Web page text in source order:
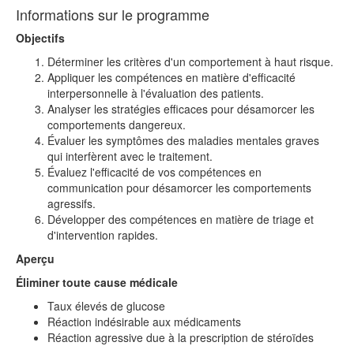
Informations sur le programme
Objectifs
Déterminer les critères d'un comportement à haut risque.
Appliquer les compétences en matière d'efficacité
interpersonnelle à l'évaluation des patients.
Analyser les stratégies efficaces pour désamorcer les
comportements dangereux.
Évaluer les symptômes des maladies mentales graves
qui interfèrent avec le traitement.
Évaluez l'efficacité de vos compétences en
communication pour désamorcer les comportements
agressifs.
Développer des compétences en matière de triage et
d'intervention rapides.
Aperçu
Éliminer toute cause médicale
Taux élevés de glucose
Réaction indésirable aux médicaments
Réaction agressive due à la prescription de stéroïdes